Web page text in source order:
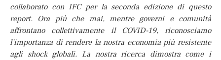
collaborato con IFC per la seconda edizione di questo
report. Ora più che mai, mentre governi e comunità
affrontano collettivamente il COVID-19, riconosciamo
l’importanza di rendere la nostra economia più resistente
agli shock globali. La nostra ricerca dimostra come i